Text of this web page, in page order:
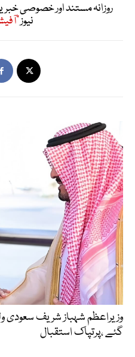
روزانہ مستند اور خصوصی
نیوز
وزیراعظم شہباز شریف سعودی
گئے ،پرتپاک استقبال